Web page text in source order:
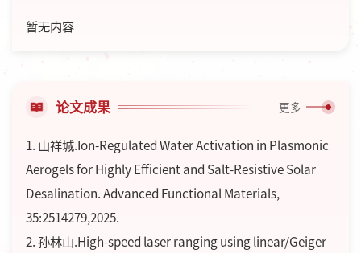
暂无内容
论文成果 更多
1. 山祥城.Ion-Regulated Water Activation in Plasmonic
Aerogels for Highly Efficient and Salt-Resistive Solar
Desalination. Advanced Functional Materials,
35:2514279,2025.
2. 孙林山.High-speed laser ranging using linear/Geiger